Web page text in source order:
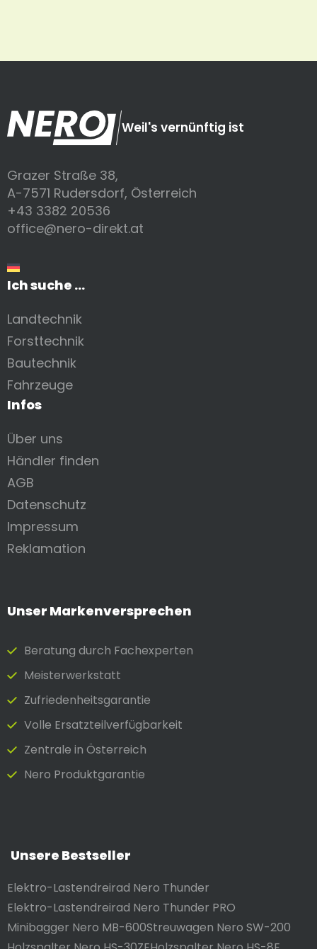
Weil's vernünftig ist
Grazer Straße 38,
A-7571 Rudersdorf, Österreich
+43 3382 20536
office@nero-direkt.at
Ich suche ...
Landtechnik
Forsttechnik
Bautechnik
Fahrzeuge
Infos
Über uns
Händler finden
AGB
Datenschutz
Impressum
Reklamation
Unser Markenversprechen
Beratung durch Fach­experten
Meister­werkstatt
Zufrieden­heits­garantie
Volle Ersatzteilverfügbarkeit
Zentrale in Österreich
Nero Produktgarantie
Unsere Bestseller
Elektro-Lastendreirad Nero Thunder
Elektro-Lastendreirad Nero Thunder PRO
Minibagger Nero MB-600Streuwagen Nero SW-200